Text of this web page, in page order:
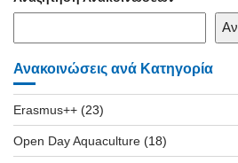
Ανακοινώσεις ανά Κατηγορία
Erasmus++ (23)
Open Day Aquaculture (18)